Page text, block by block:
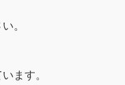
。
ます。